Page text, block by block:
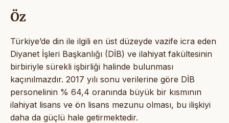
Öz
Türkiye’de din ile ilgili en üst düzeyde vazife icra eden
Diyanet İşleri Başkanlığı (DİB) ve ilahiyat fakültesinin
birbiriyle sürekli işbirliği halinde bulunması
kaçınılmazdır. 2017 yılı sonu verilerine göre DİB
personelinin % 64,4 oranında büyük bir kısmının
ilahiyat lisans ve ön lisans mezunu olması, bu ilişkiyi
daha da güçlü hale getirmektedir.